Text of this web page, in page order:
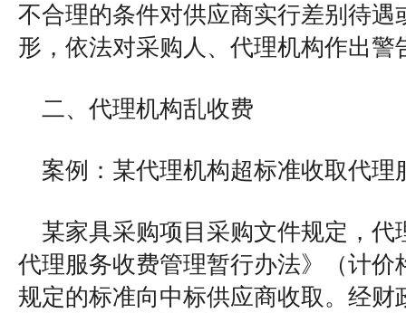
不合理的条件对供应商实行差别待遇
形，依法对采购人、代理机构作出警
二、代理机构乱收费
案例：某代理机构超标准收取代理
某家具采购项目采购文件规定，代
代理服务收费管理暂行办法》（计价
规定的标准向中标供应商收取。经财